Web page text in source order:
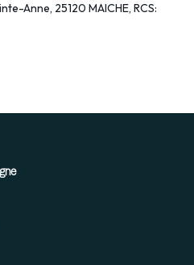
Anne, 25120 MAICHE, RCS: